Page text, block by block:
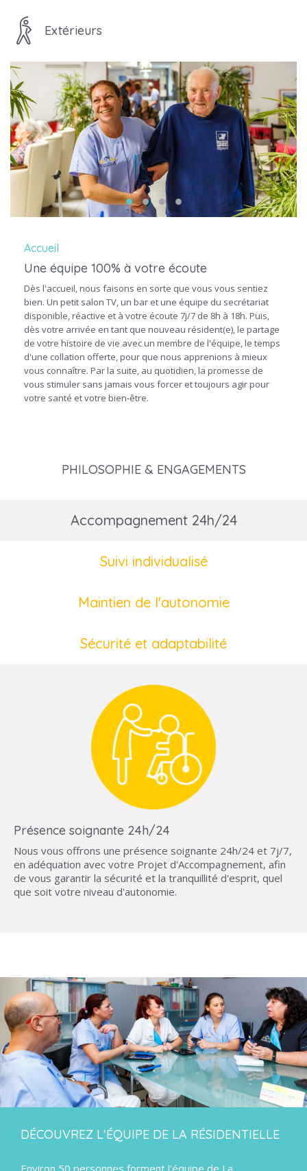
Extérieurs
Accueil
Une équipe 100% à votre écoute
Dès l'accueil, nous faisons en sorte que vous vous sentiez
bien. Un petit salon TV, un bar et une équipe du secrétariat
disponible, réactive et à votre écoute 7j/7 de 8h à 18h. Puis,
dès votre arrivée en tant que nouveau résident(e), le partage
de votre histoire de vie avec un membre de l'équipe, le temps
d'une collation offerte, pour que nous apprenions à mieux
vous connaître. Par la suite, au quotidien, la promesse de
vous stimuler sans jamais vous forcer et toujours agir pour
votre santé et votre bien-être.
PHILOSOPHIE & ENGAGEMENTS
Accompagnement 24h/24
Suivi individualisé
Maintien de l'autonomie
Sécurité et adaptabilité
Présence soignante 24h/24
Nous vous offrons une présence soignante 24h/24 et 7j/7,
en adéquation avec votre Projet d'Accompagnement, afin
de vous garantir la sécurité et la tranquillité d'esprit, quel
que soit votre niveau d'autonomie.
DÉCOUVREZ L'ÉQUIPE DE LA RÉSIDENTIELLE